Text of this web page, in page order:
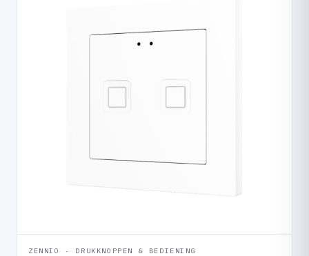
ZENNIO · DRUKKNOPPEN & BEDIENING